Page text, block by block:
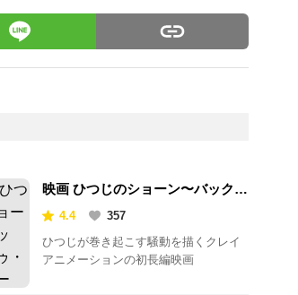
映画 ひつじのショーン〜バック・
トゥ・ザ・ホーム〜
4.4
357
ひつじが巻き起こす騒動を描くクレイ
アニメーションの初長編映画